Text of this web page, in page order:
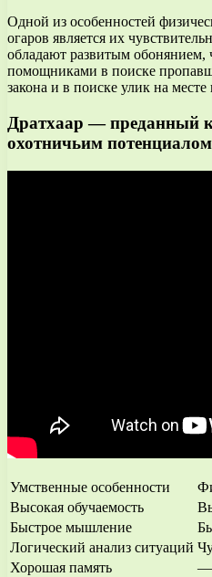
Одной из особенностей
огаров является их
обладают развитым обонянием,
помощниками в поиске
закона и в поиске улик на месте
Дратхаар — преданный
охотничьим
Умственные особенности
Высокая обучаемость
Быстрое мышление
Логический анализ ситуаций
Хорошая память
—